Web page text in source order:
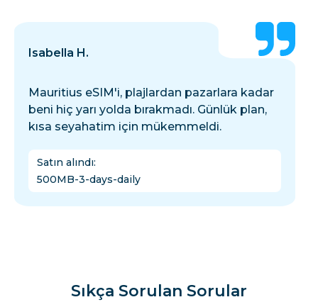
Isabella H.
Mauritius eSIM'i, plajlardan pazarlara kadar
beni hiç yarı yolda bırakmadı. Günlük plan,
kısa seyahatim için mükemmeldi.
Satın alındı:
500MB-3-days-daily
Sıkça Sorulan Sorular